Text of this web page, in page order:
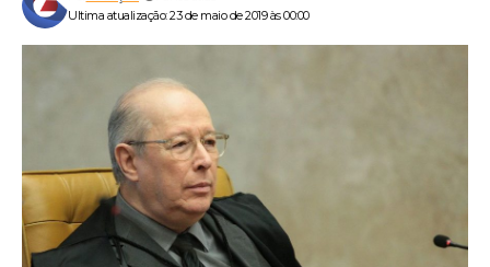
Ultima atualização: 23 de maio de 2019 às 00:00